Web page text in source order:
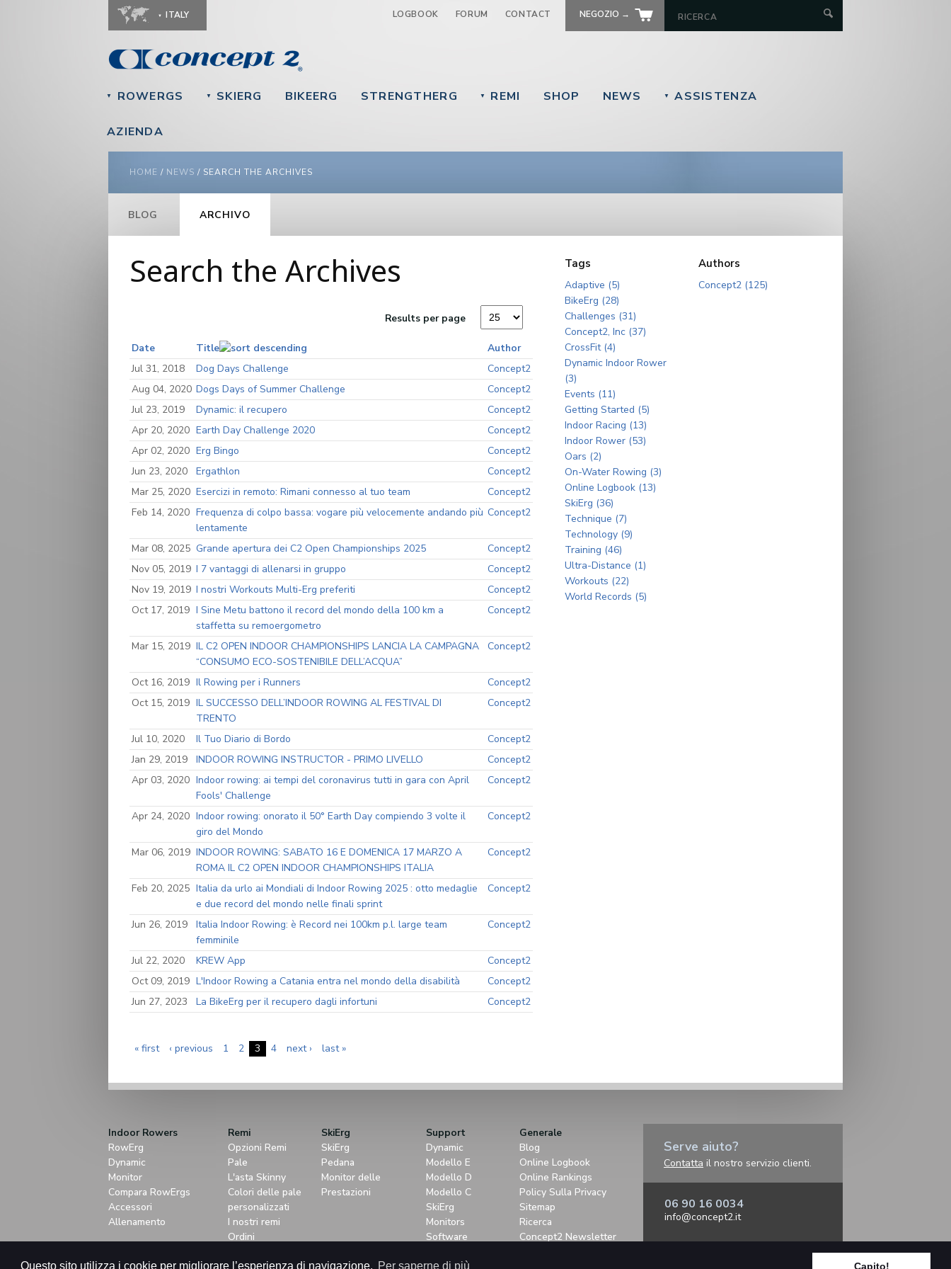
Questo sito utilizza i cookie per migliorare l’esperienza di navigazione. Per saperne di più Capito!
Jump to navigation
ITALY LOGBOOK FORUM CONTACT NEGOZIO →
▼ ROWERGS ▼ SKIERG BIKEERG STRENGTHERG ▼ REMI SHOP NEWS ▼ ASSISTENZA
AZIENDA
YOU ARE HERE
HOME / NEWS / SEARCH THE ARCHIVES
BLOG ARCHIVO
Search the Archives
Results per page
Date Title
Author
Jul 31, 2018
Dog Days Challenge
Concept2
Aug 04, 2020 Dogs Days of Summer Challenge
Concept2
Jul 23, 2019
Dynamic: il recupero
Concept2
Apr 20, 2020 Earth Day Challenge 2020
Concept2
Apr 02, 2020 Erg Bingo
Concept2
Jun 23, 2020
Ergathlon
Concept2
Mar 25, 2020 Esercizi in remoto: Rimani connesso al tuo team
Concept2
Feb 14, 2020 Frequenza di colpo bassa: vogare più velocemente andando più
lentamente
Concept2
Mar 08, 2025 Grande apertura dei C2 Open Championships 2025
Concept2
Nov 05, 2019 I 7 vantaggi di allenarsi in gruppo
Concept2
Nov 19, 2019 I nostri Workouts Multi-Erg preferiti
Concept2
Oct 17, 2019 I Sine Metu battono il record del mondo della 100 km a
staffetta su remoergometro
Concept2
Mar 15, 2019 IL C2 OPEN INDOOR CHAMPIONSHIPS LANCIA LA CAMPAGNA
“CONSUMO ECO-SOSTENIBILE DELL’ACQUA”
Concept2
Oct 16, 2019 Il Rowing per i Runners
Concept2
Oct 15, 2019 IL SUCCESSO DELL’INDOOR ROWING AL FESTIVAL DI
TRENTO
Concept2
Jul 10, 2020 Il Tuo Diario di Bordo
Concept2
Jan 29, 2019
INDOOR ROWING INSTRUCTOR - PRIMO LIVELLO
Concept2
Apr 03, 2020 Indoor rowing: ai tempi del coronavirus tutti in gara con April
Fools' Challenge
Concept2
Apr 24, 2020 Indoor rowing: onorato il 50° Earth Day compiendo 3 volte il
giro del Mondo
Concept2
Mar 06, 2019 INDOOR ROWING: SABATO 16 E DOMENICA 17 MARZO A
ROMA IL C2 OPEN INDOOR CHAMPIONSHIPS ITALIA
Concept2
Feb 20, 2025 Italia da urlo ai Mondiali di Indoor Rowing 2025 : otto medaglie
e due record del mondo nelle finali sprint
Concept2
Jun 26, 2019
Italia Indoor Rowing: è Record nei 100km p.l. large team
femminile
Concept2
Jul 22, 2020 KREW App
Concept2
Oct 09, 2019 L'Indoor Rowing a Catania entra nel mondo della disabilità
Concept2
Jun 27, 2023
La BikeErg per il recupero dagli infortuni Concept2
« first ‹ previous 1 2 3 4 next › last »
Tags
Adaptive (5)
BikeErg (28)
Challenges (31)
Concept2, Inc (37)
CrossFit (4)
Dynamic Indoor Rower
(3)
Events (11)
Getting Started (5)
Indoor Racing (13)
Indoor Rower (53)
Oars (2)
On-Water Rowing (3)
Online Logbook (13)
SkiErg (36)
Technique (7)
Technology (9)
Training (46)
Ultra-Distance (1)
Workouts (22)
World Records (5)
Authors
Concept2 (125)
Indoor Rowers
RowErg
Dynamic
Monitor
Compara RowErgs
Accessori
Allenamento
Remi
Opzioni Remi
Pale
L'asta Skinny
Colori delle pale
personalizzati
I nostri remi
Ordini
SkiErg
SkiErg
Pedana
Monitor delle
Prestazioni
Support
Dynamic
Modello E
Modello D
Modello C
SkiErg
Monitors
Software
Generale
Blog
Online Logbook
Online Rankings
Policy Sulla Privacy
Sitemap
Ricerca
Concept2 Newsletter
Serve aiuto?
Contatta il nostro servizio clienti.
06 90 16 0034
info@concept2.it
© Concept2 inc. All rights reserved.